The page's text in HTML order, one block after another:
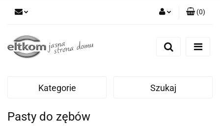
Zarejestruj się
(0)
Kategorie Szukaj
Pasty do zębów